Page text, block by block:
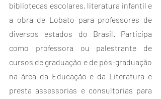
bibliotecas escolares, literatura infantil e
a obra de Lobato para professores de
diversos estados do Brasil. Participa
como professora ou palestrante de
cursos de graduação e de pós-graduação
na área da Educação e da Literatura e
presta assessorias e consultorias para